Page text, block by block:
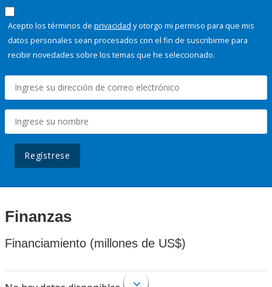
Acepto los términos de privacidad y otorgo mi permiso para que mis
datos personales sean procesados con el fin de suscribirme para
recibir novedades sobre los temas que he seleccionado.
Regístrese
Finanzas
Financiamiento (millones de US$)